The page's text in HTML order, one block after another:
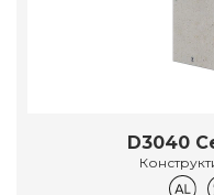
D3040